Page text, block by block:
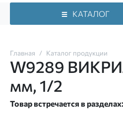
КАТАЛОГ
Главная Каталог продукции
W9289
мм, 1/2
Товар встречается в разделах: